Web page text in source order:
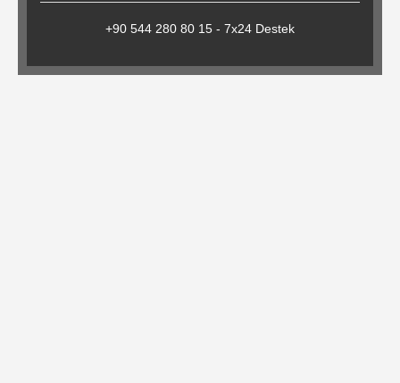
Servisler
+90 544 280 80 15 - 7x24 Destek